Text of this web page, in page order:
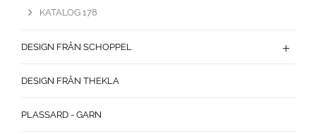
KATALOG 178
DESIGN FRÅN SCHOPPEL
DESIGN FRÅN THEKLA
PLASSARD - GARN